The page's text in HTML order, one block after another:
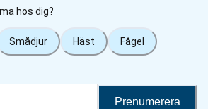
hos dig?
Smådjur Häst Fågel
Prenumerera